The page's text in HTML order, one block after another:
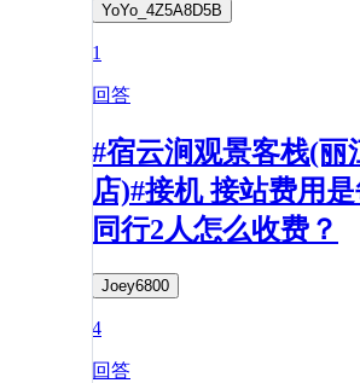
YoYo_4Z5A8D5B
1
回答
#宿云涧观景客栈(丽
店)#接机 接站费用
同行2人怎么收费？
Joey6800
4
回答